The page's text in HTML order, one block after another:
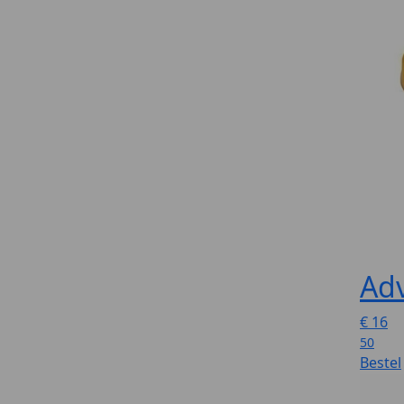
€ 16
50
Bestel